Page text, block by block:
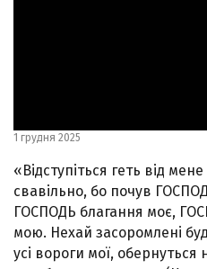
1 грудня 2025
«Відступіться геть від
свавільно, бо почув
ГОСПОДЬ благання моє,
мою. Нехай засоромлені
усі вороги мої, обернуться